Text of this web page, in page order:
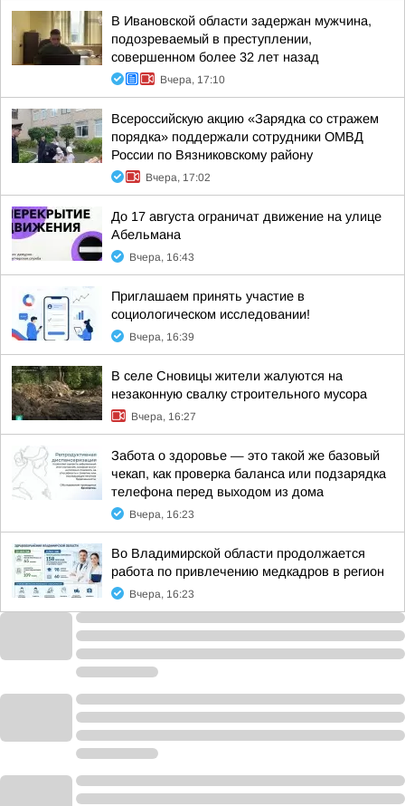
В Ивановской области задержан мужчина,
подозреваемый в преступлении,
совершенном более 32 лет назад
Вчера, 17:10
Всероссийскую акцию «Зарядка со стражем
порядка» поддержали сотрудники ОМВД
России по Вязниковскому району
Вчера, 17:02
До 17 августа ограничат движение на улице
Абельмана
Вчера, 16:43
Приглашаем принять участие в
социологическом исследовании!
Вчера, 16:39
В селе Сновицы жители жалуются на
незаконную свалку строительного мусора
Вчера, 16:27
Забота о здоровье — это такой же базовый
чекап, как проверка баланса или подзарядка
телефона перед выходом из дома
Вчера, 16:23
Во Владимирской области продолжается
работа по привлечению медкадров в регион
Вчера, 16:23